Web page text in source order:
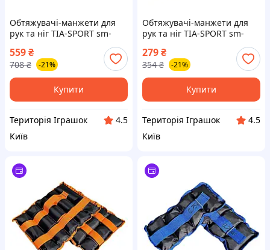
Обтяжувачі-манжети для
рук та ніг TIA-SPORT sm-
1353, 2x2,5 кг, Land of Toys
559₴
708 ₴ -21%
Купити
Територія Іграшок
4.5
Київ
Обтяжувачі-манжети для
рук та ніг TIA-SPORT sm-
1348, 2x0,5 кг, Land of Toys
279₴
354 ₴ -21%
Купити
Територія Іграшок
4.5
Київ